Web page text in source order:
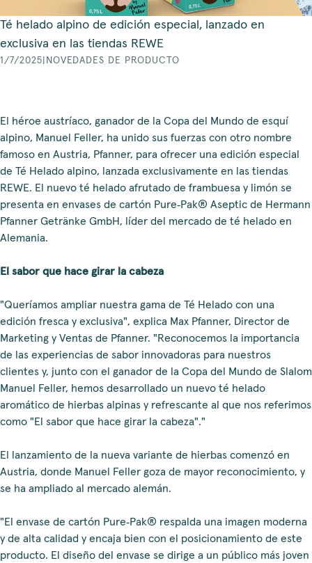
Té helado alpino de edición especial, lanzado en
exclusiva en las tiendas REWE
1/7/2025 NOVEDADES DE PRODUCTO
El héroe austríaco, ganador de la Copa del Mundo de esquí
alpino, Manuel Feller, ha unido sus fuerzas con otro nombre
famoso en Austria, Pfanner, para ofrecer una edición especial
de Té Helado alpino, lanzada exclusivamente en las tiendas
REWE. El nuevo té helado afrutado de frambuesa y limón se
presenta en envases de cartón Pure‑Pak® Aseptic de Hermann
Pfanner Getränke GmbH, líder del mercado de té helado en
Alemania.
El sabor que hace girar la cabeza
"Queríamos ampliar nuestra gama de Té Helado con una
edición fresca y exclusiva", explica Max Pfanner, Director de
Marketing y Ventas de Pfanner. "Reconocemos la importancia
de las experiencias de sabor innovadoras para nuestros
clientes y, junto con el ganador de la Copa del Mundo de Slalom
Manuel Feller, hemos desarrollado un nuevo té helado
aromático de hierbas alpinas y refrescante al que nos referimos
como "El sabor que hace girar la cabeza"."
El lanzamiento de la nueva variante de hierbas comenzó en
Austria, donde Manuel Feller goza de mayor reconocimiento, y
se ha ampliado al mercado alemán.
"El envase de cartón Pure‑Pak® respalda una imagen moderna
y de alta calidad y encaja bien con el posicionamiento de este
producto. El diseño del envase se dirige a un público más joven